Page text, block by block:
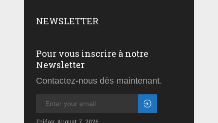
NEWSLETTER
Pour vous inscrire à notre
Newsletter
Contactez-nous dès maintenant.
Friday, August 7, 2026